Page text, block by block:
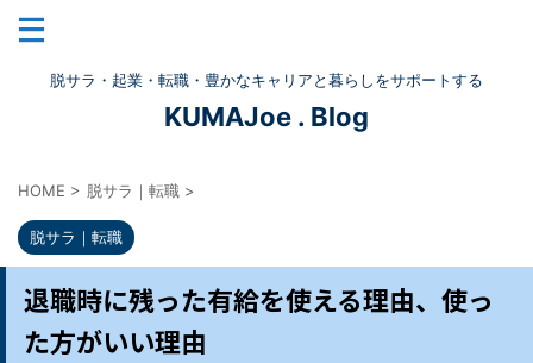
脱サラ・起業・転職・豊かなキャリアと暮らしをサポートする
KUMAJoe . Blog
HOME > 脱サラ｜転職 >
脱サラ｜転職
退職時に残った有給を使える理由、使っ
た方がいい理由